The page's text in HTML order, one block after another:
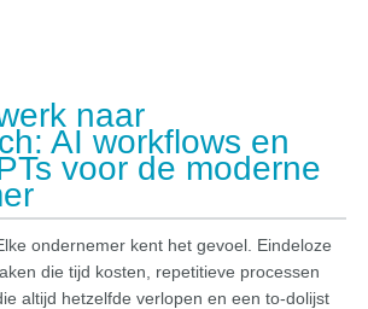
naar
AI workflows en
voor de moderne
ondernemer kent het gevoel. Eindeloze
die tijd kosten, repetitieve processen
altijd hetzelfde verlopen en een to-dolijst